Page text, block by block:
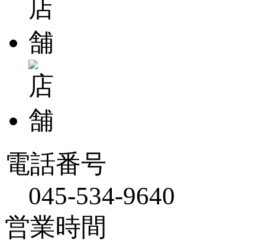
電話番号
045-534-9640
営業時間